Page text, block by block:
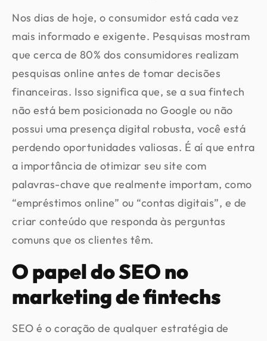
Nos dias de hoje, o consumidor está cada vez
mais informado e exigente. Pesquisas mostram
que cerca de 80% dos consumidores realizam
pesquisas online antes de tomar decisões
financeiras. Isso significa que, se a sua fintech
não está bem posicionada no Google ou não
possui uma presença digital robusta, você está
perdendo oportunidades valiosas. É aí que entra
a importância de otimizar seu site com
palavras-chave que realmente importam, como
“empréstimos online” ou “contas digitais”, e de
criar conteúdo que responda às perguntas
comuns que os clientes têm.
O papel do SEO no
marketing de fintechs
SEO é o coração de qualquer estratégia de